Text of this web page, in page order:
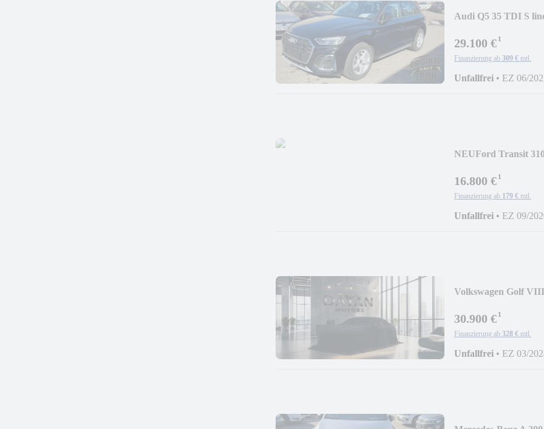
Audi Q5 35 TDI S
29.100 €¹
Finanzierung ab 309 € mtl.
Unfallfrei • EZ 06/
NEUFord Transit
16.800 €¹
Finanzierung ab 179 € mtl.
Unfallfrei • EZ 09/
Volkswagen Golf
30.900 €¹
Finanzierung ab 328 € mtl.
Unfallfrei • EZ 03/